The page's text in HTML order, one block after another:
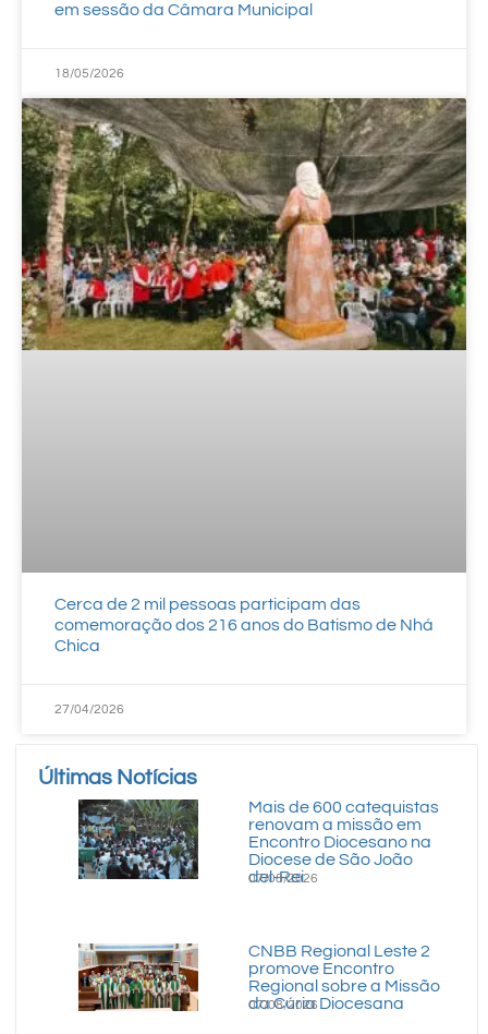
em sessão da Câmara Municipal
18/05/2026
Cerca de 2 mil pessoas participam das
comemoração dos 216 anos do Batismo de Nhá
Chica
27/04/2026
Últimas Notícias
Mais de 600 catequistas
renovam a missão em
Encontro Diocesano na
Diocese de São João
del-Rei
07/08/2026
CNBB Regional Leste 2
promove Encontro
Regional sobre a Missão
da Cúria Diocesana
07/08/2026